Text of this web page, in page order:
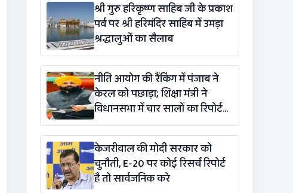
श्री गुरु हरिकृष्ण साहिब जी के प्रकाश
पर्व पर श्री हरिमंदिर साहिब में उमड़ा
श्रद्धालुओं का सैलाब
नीति आयोग की रैंकिंग में पंजाब ने
केरल को पछाड़ा; शिक्षा मंत्री ने
विधानसभा में चार सालों का रिपोर्ट
कार्ड पेश किया
केजरीवाल की मोदी सरकार को
चुनौती, E-20 पर कोई रिसर्च रिपोर्ट
है तो सार्वजनिक करे